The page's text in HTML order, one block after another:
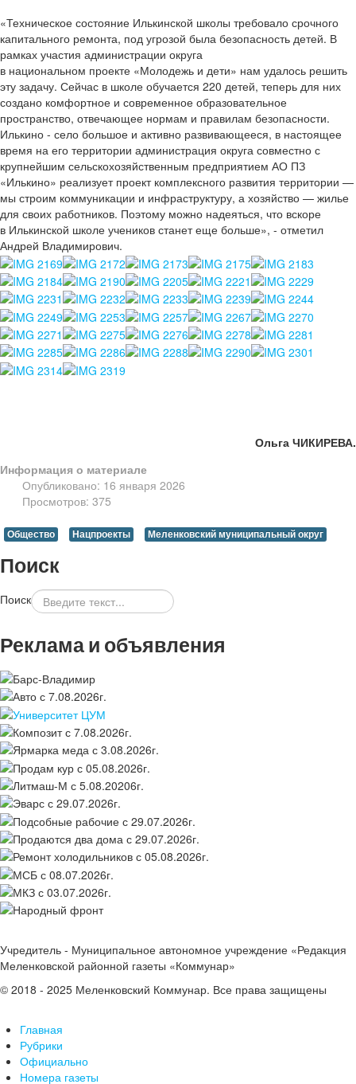
«Техническое состояние Илькинской школы требовало срочного
капитального ремонта, под угрозой была безопасность детей. В
рамках участия администрации округа
в национальном проекте «Молодежь и дети» нам удалось решить
эту задачу. Сейчас в школе обучается 220 детей, теперь для них
создано комфортное и современное образовательное
пространство, отвечающее нормам и правилам безопасности.
Илькино - село большое и активно развивающееся, в настоящее
время на его территории администрация округа совместно с
крупнейшим сельскохозяйственным предприятием АО ПЗ
«Илькино» реализует проект комплексного развития территории —
мы строим коммуникации и инфраструктуру, а хозяйство — жилье
для своих работников. Поэтому можно надеяться, что вскоре
в Илькинской школе учеников станет еще больше», - отметил
Андрей Владимирович.
Ольга ЧИКИРЕВА.
Информация о материале
Опубликовано: 16 января 2026
Просмотров: 375
Общество Нацпроекты Меленковский муниципальный округ
Поиск
Поиск
Реклама и объявления
Учредитель - Муниципальное автономное учреждение «Редакция
Меленковской районной газеты «Коммунар»
© 2018 - 2025 Меленковский Коммунар. Все права защищены
Главная
Рубрики
Официально
Номера газеты